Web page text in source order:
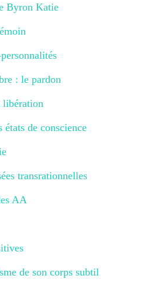
Byron Katie
: le pardon
libération
de conscience
transrationnelles
AA
de son corps subtil